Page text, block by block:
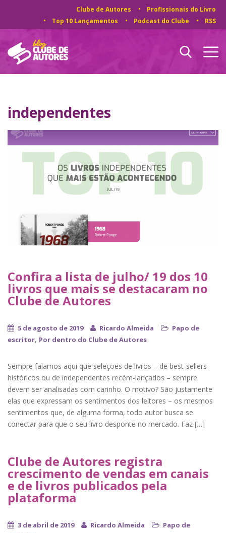
Clube de Autores
Profissionais do Livro
Top 10 Lançamentos
Podcast do Clube RSS
independentes
Confira a lista de julho/ 19 dos 10
livros que mais se destacaram no
Clube de Autores
5 de agosto de 2019 Ricardo Almeida
Papo de
escritor, Por dentro do Clube de Autores
Sempre falamos aqui que seleções de livros – de best-sellers
históricos ou de independentes recém-lançados – sempre
devem ser analisadas com carinho. O motivo? São justamente
elas que expressam os sentimentos dos leitores – os mesmos
sentimentos que, de alguma forma, todo autor busca se
conectar para que o seu livro desponte no mercado. Faz […]
Clube de Autores registra
crescimento de vendas em canais
e de livros publicados pela
plataforma
3 de abril de 2019 Ricardo Almeida
Papo de